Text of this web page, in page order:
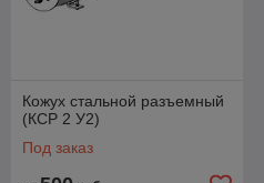
Кожух стальной разъемный
(КСР 2 У2)
Под заказ